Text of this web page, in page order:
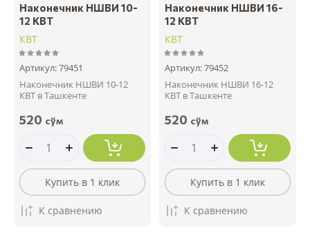
Наконечник НШВИ 10-
12 КВТ
КВТ
Артикул:79451
Наконечник НШВИ 10-12
КВТ в Ташкенте
520 сўм
Купить в 1 клик
К сравнению
Наконечник НШВИ 16-
12 КВТ
КВТ
Артикул:79452
Наконечник НШВИ 16-12
КВТ в Ташкенте
520 сўм
Купить в 1 клик
К сравнению